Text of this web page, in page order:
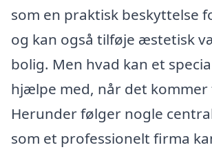
som en praktisk beskyttelse
og kan også tilføje æstetisk
bolig. Men hvad kan et
hjælpe med, når det kommer
Herunder følger nogle
som et professionelt firma